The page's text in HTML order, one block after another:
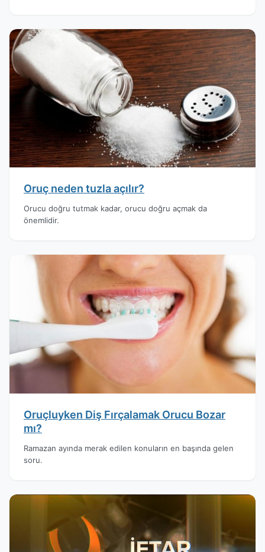
Oruç neden tuzla açılır?
Orucu doğru tutmak kadar, orucu doğru açmak da
önemlidir.
Oruçluyken Diş Fırçalamak Orucu Bozar
mı?
Ramazan ayında merak edilen konuların en başında gelen
soru.